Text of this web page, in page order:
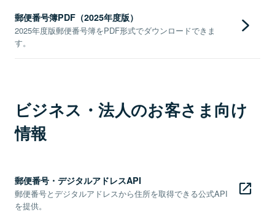
郵便番号簿PDF（2025年度版）
2025年度版郵便番号簿をPDF形式でダウンロードできま
す。
ビジネス・法人のお客さま向け
情報
郵便番号・デジタルアドレスAPI
郵便番号とデジタルアドレスから住所を取得できる公式API
を提供。